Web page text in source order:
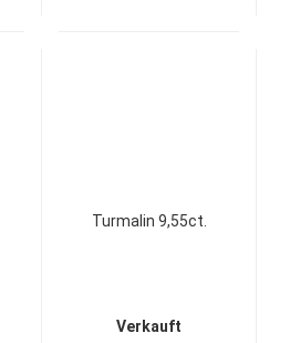
Turmalin 9,55ct.
Verkauft